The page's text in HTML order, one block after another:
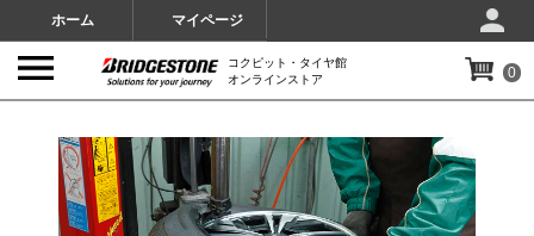
ホーム マイページ
コクピット・タイヤ館
オンラインストア
0